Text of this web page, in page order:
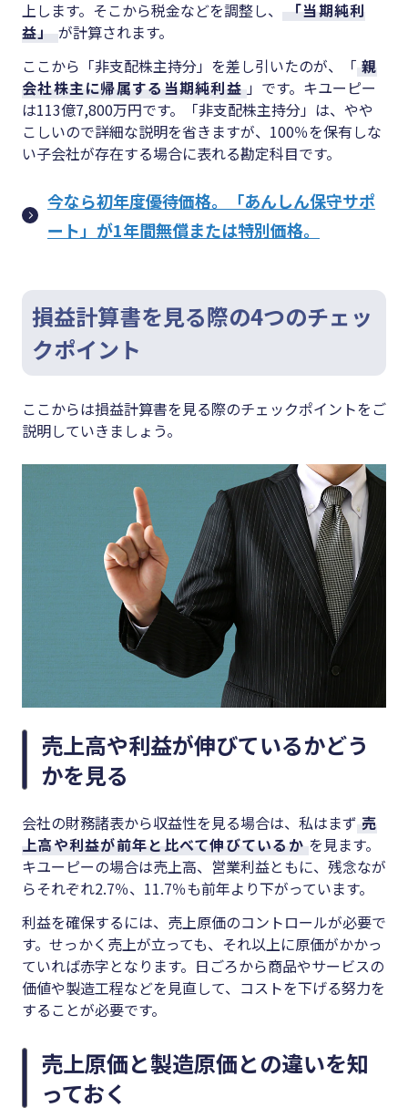
上します。そこから税金などを調整し、
「当期純利
益」 が計算されます。
ここから「非支配株主持分」を差し引いたのが、「 親
会社株主に帰属する当期純利益 」です。キユーピー
は113億7,800万円です。「非支配株主持分」は、やや
こしいので詳細な説明を省きますが、 100％を保有しな
い子会社が存在する場合に表れる勘定科目です。
今なら初年度優待価格。「あんしん保守サポ
ート」が1年間無償または特別価格。
損益計算書を見る際の4つのチェッ
クポイント
ここからは損益計算書を見る際のチェックポイントをご
説明していきましょう。
売上高や利益が伸びているかどう
かを見る
会社の財務諸表から収益性を見る場合は、私はまず 売
上高や利益が前年と比べて伸びているか を見ます。
キユーピーの場合は売上高、営業利益ともに、残念なが
らそれぞれ2.7％、 11.7％も前年より下がっています。
利益を確保するには、売上原価のコントロールが必要で
す。せっかく売上が立っても、それ以上に原価がかかっ
ていれば赤字となります。日ごろから商品やサービスの
価値や製造工程などを見直して、コストを下げる努力を
することが必要です。
売上原価と製造原価との違いを知
っておく